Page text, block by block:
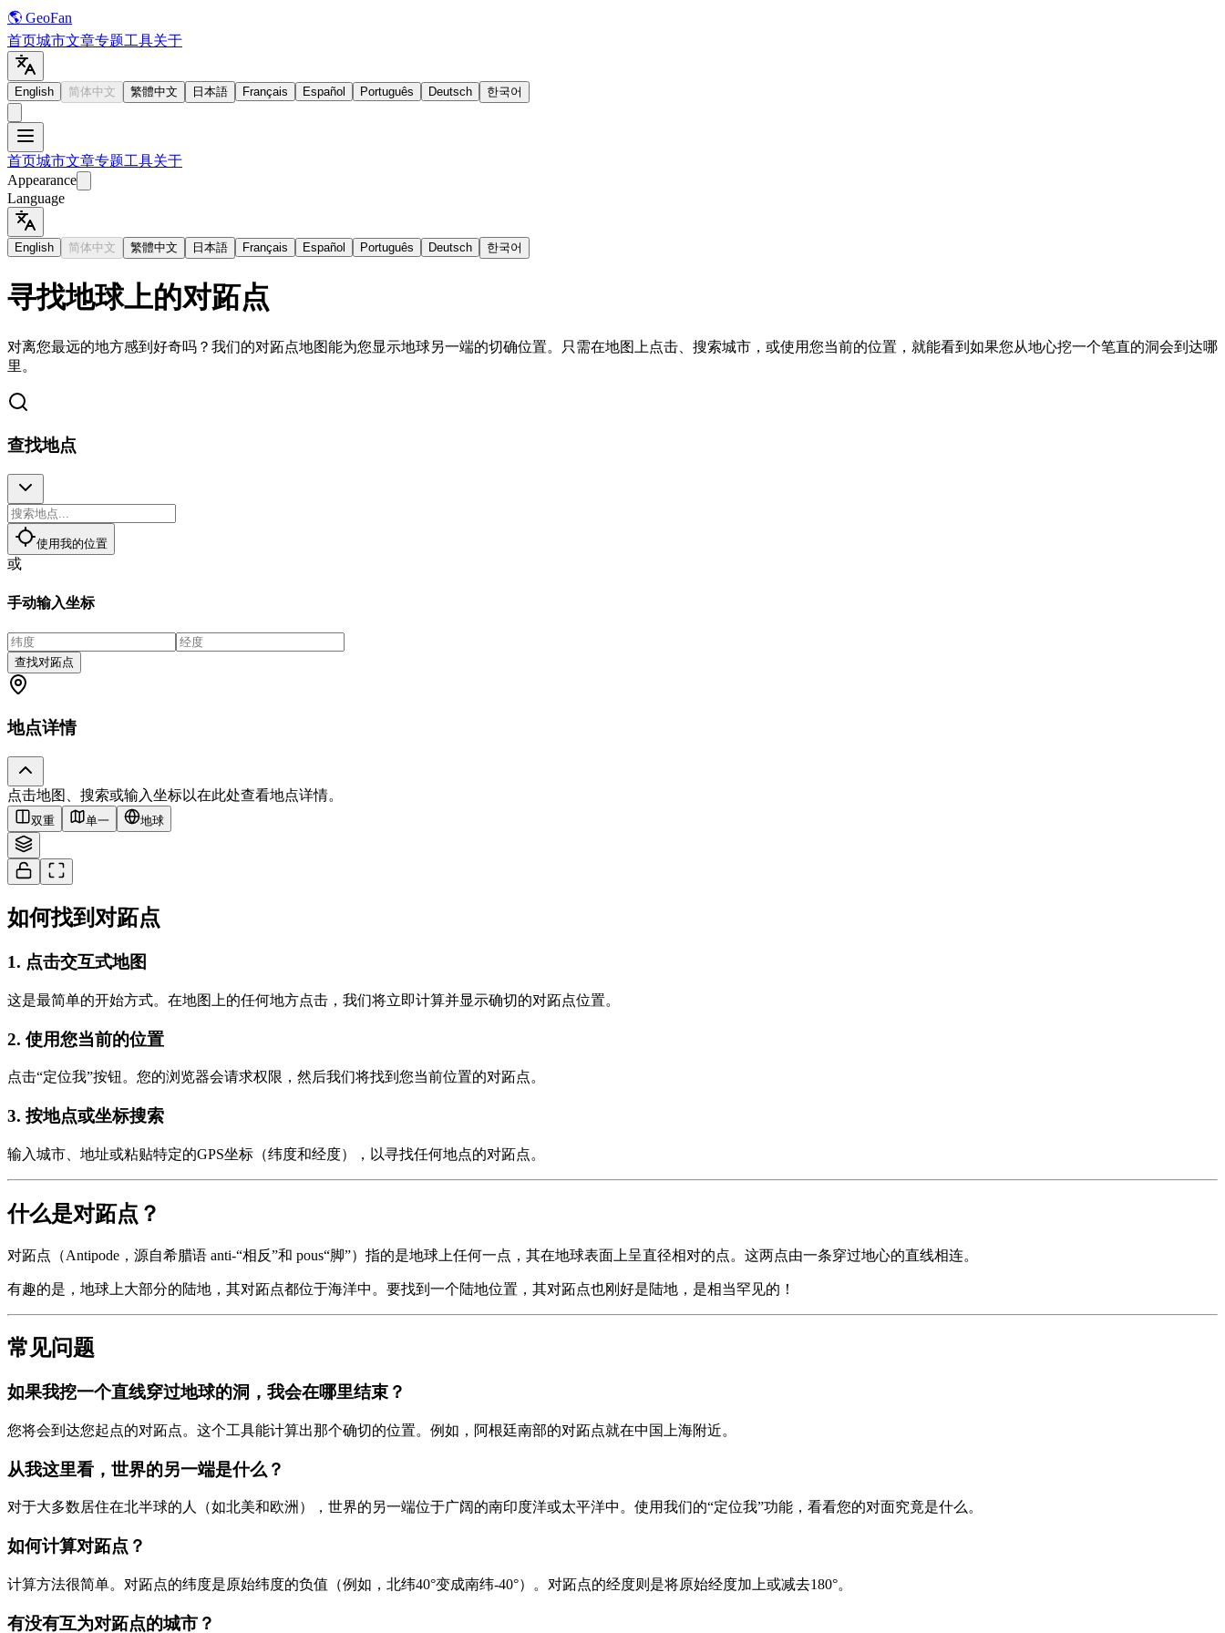
🌎 GeoFan
首页城市文章专题工具关于
English 简体中文 繁體中文 日本語 Français Español Português Deutsch 한국어
首页城市文章专题工具关于
Appearance
Language
English 简体中文 繁體中文 日本語 Français Español Português Deutsch 한국어
寻找地球上的对跖点
对离您最远的地方感到好奇吗？我们的对跖点地图能为您显示地球另一端的切确位置。只需在地图上点击、搜索城市，或使用您当前的位置，就能看到如果您从地心挖一个笔直的洞会到达哪
里。
查找地点
使用我的位置
或
手动输入坐标
查找对跖点
地点详情
点击地图、搜索或输入坐标以在此处查看地点详情。
双重 单一 地球
如何找到对跖点
1. 点击交互式地图
这是最简单的开始方式。在地图上的任何地方点击，我们将立即计算并显示确切的对跖点位置。
2. 使用您当前的位置
点击“定位我”按钮。您的浏览器会请求权限，然后我们将找到您当前位置的对跖点。
3. 按地点或坐标搜索
输入城市、地址或粘贴特定的GPS坐标（纬度和经度），以寻找任何地点的对跖点。
什么是对跖点？
对跖点（Antipode，源自希腊语 anti-“相反”和 pous“脚”）指的是地球上任何一点，其在地球表面上呈直径相对的点。这两点由一条穿过地心的直线相连。
有趣的是，地球上大部分的陆地，其对跖点都位于海洋中。要找到一个陆地位置，其对跖点也刚好是陆地，是相当罕见的！
常见问题
如果我挖一个直线穿过地球的洞，我会在哪里结束？
您将会到达您起点的对跖点。这个工具能计算出那个确切的位置。例如，阿根廷南部的对跖点就在中国上海附近。
从我这里看，世界的另一端是什么？
对于大多数居住在北半球的人（如北美和欧洲），世界的另一端位于广阔的南印度洋或太平洋中。使用我们的“定位我”功能，看看您的对面究竟是什么。
如何计算对跖点？
计算方法很简单。对跖点的纬度是原始纬度的负值（例如，北纬40°变成南纬-40°）。对跖点的经度则是将原始经度加上或减去180°。
有没有互为对跖点的城市？